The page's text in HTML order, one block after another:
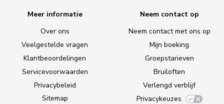
Meer informatie
Over ons
Veelgestelde vragen
Klantbeoordelingen
Servicevoorwaarden
Privacybeleid
Sitemap
Neem contact op
Neem contact met ons op
Mijn boeking
Groepstarieven
Bruiloften
Verlengd verblijf
Privacykeuzes